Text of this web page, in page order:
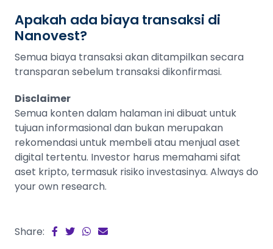
Apakah ada biaya transaksi di
Nanovest?
Semua biaya transaksi akan ditampilkan secara
transparan sebelum transaksi dikonfirmasi.
Disclaimer
Semua konten dalam halaman ini dibuat untuk
tujuan informasional dan bukan merupakan
rekomendasi untuk membeli atau menjual aset
digital tertentu. Investor harus memahami sifat
aset kripto, termasuk risiko investasinya. Always do
your own research.
Share: